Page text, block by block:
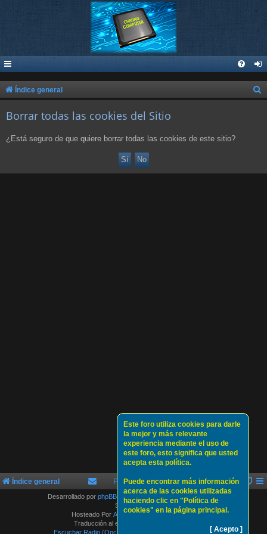
Índice general
Borrar todas las cookies del Sitio
¿Está seguro de que quiere borrar todas las cookies de este sitio?
Este foro utiliza cookies para darle
la mejor y más relevante
experiencia mediante el uso de
este foro, esto significa que usted
acepta esta política.
Puede encontrar más información
acerca de las cookies utilizadas
haciendo clic en "Política de
cookies" en la página principal.
[ Acepto ]
Índice general Sobre nosotros
Política de Cookies
Desarrollado por phpBB ® Forum Software © phpBB Limited
Style byArty
Hosteado Por ATLAS-SERVER HOSTING.
Traducción al español por
Escuchar Radio (Opción 1)
Escuchar Radio (Opción 2)